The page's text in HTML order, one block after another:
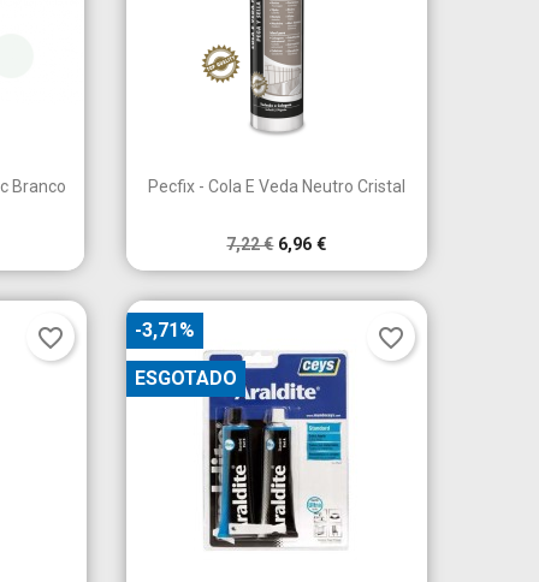
Branco Vista rápida
Pecfix - Cola E Veda Neutro Cristal
7,22 € 6,96 €
favorite_border -3,71%
ESGOTADO
favorite_border